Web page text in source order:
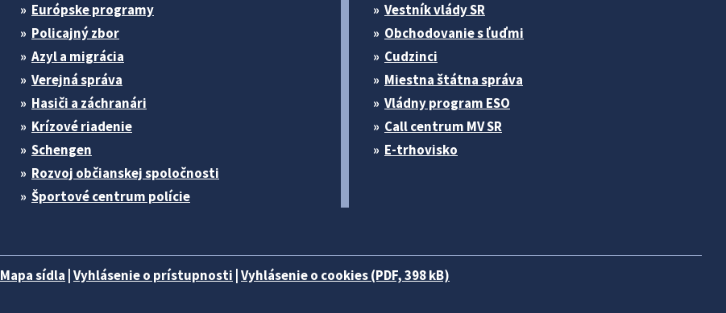
Európske programy
Policajný zbor
Azyl a migrácia
Verejná správa
Hasiči a záchranári
Krízové riadenie
Schengen
Rozvoj občianskej spoločnosti
Športové centrum polície
Vestník vlády SR
Obchodovanie s ľuďmi
Cudzinci
Miestna štátna správa
Vládny program ESO
Call centrum MV SR
E-trhovisko
Mapa sídla Vyhlásenie o prístupnosti Vyhlásenie o cookies (PDF, 398 kB)